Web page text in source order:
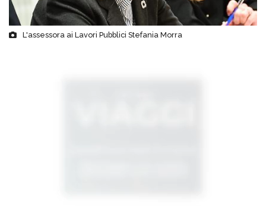
L'assessora ai Lavori Pubblici Stefania Morra